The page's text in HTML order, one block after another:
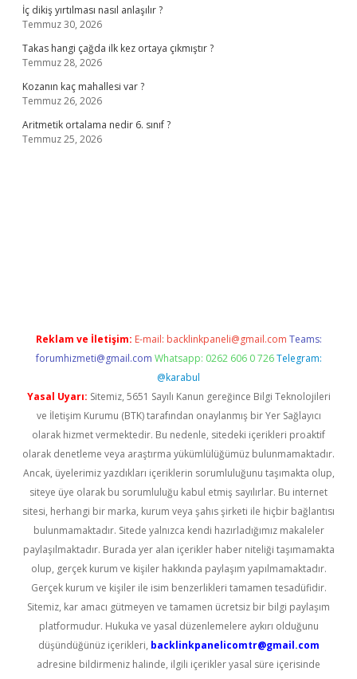
İç dikiş yırtılması nasıl anlaşılır ?
Temmuz 30, 2026
Takas hangi çağda ilk kez ortaya çıkmıştır ?
Temmuz 28, 2026
Kozanın kaç mahallesi var ?
Temmuz 26, 2026
Aritmetik ortalama nedir 6. sınıf ?
Temmuz 25, 2026
Reklam ve İletişim: E-mail: backlinkpaneli@gmail.com Teams:
forumhizmeti@gmail.com Whatsapp: 0262 606 0 726 Telegram:
@karabul
Yasal Uyarı: Sitemiz, 5651 Sayılı Kanun gereğince Bilgi Teknolojileri
ve İletişim Kurumu (BTK) tarafından onaylanmış bir Yer Sağlayıcı
olarak hizmet vermektedir. Bu nedenle, sitedeki içerikleri proaktif
olarak denetleme veya araştırma yükümlülüğümüz bulunmamaktadır.
Ancak, üyelerimiz yazdıkları içeriklerin sorumluluğunu taşımakta olup,
siteye üye olarak bu sorumluluğu kabul etmiş sayılırlar. Bu internet
sitesi, herhangi bir marka, kurum veya şahıs şirketi ile hiçbir bağlantısı
bulunmamaktadır. Sitede yalnızca kendi hazırladığımız makaleler
paylaşılmaktadır. Burada yer alan içerikler haber niteliği taşımamakta
olup, gerçek kurum ve kişiler hakkında paylaşım yapılmamaktadır.
Gerçek kurum ve kişiler ile isim benzerlikleri tamamen tesadüfidir.
Sitemiz, kar amacı gütmeyen ve tamamen ücretsiz bir bilgi paylaşım
platformudur. Hukuka ve yasal düzenlemelere aykırı olduğunu
düşündüğünüz içerikleri, backlinkpanelicomtr@gmail.com
adresine bildirmeniz halinde, ilgili içerikler yasal süre içerisinde